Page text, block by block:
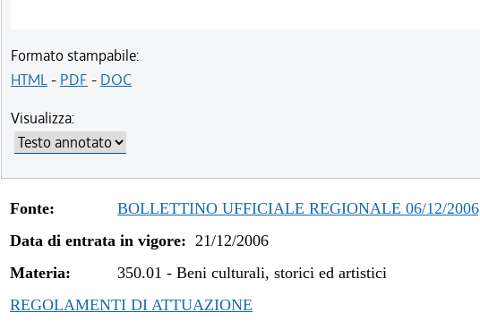
Formato stampabile:
HTML- PDF - DOC
Visualizza:
Fonte:
BOLLETTINO UFFICIALE REGIONALE 06/12/
Data di entrata in vigore: 21/12/2006
Materia:
350.01 -Beni culturali, storici ed artistici
REGOLAMENTI DI ATTUAZIONE